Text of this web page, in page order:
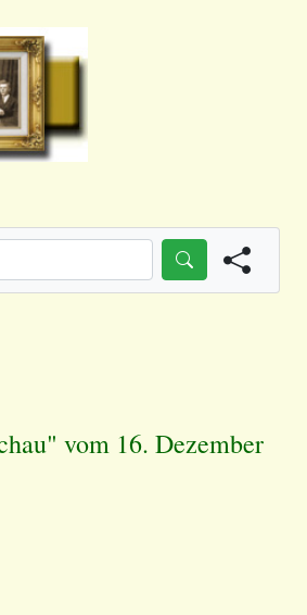
vom 16. Dezember